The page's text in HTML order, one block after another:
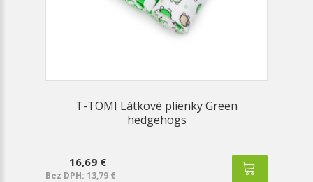
T-TOMI Látkové plienky Green
hedgehogs
16,69 €
Bez DPH: 13,79 €